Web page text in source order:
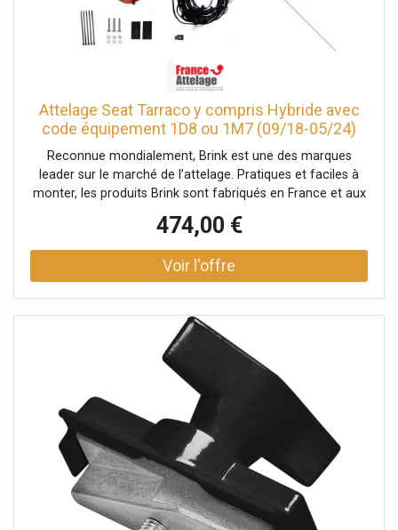
Attelage Seat Tarraco y compris Hybride avec
code équipement 1D8 ou 1M7 (09/18-05/24)
RDSOV + Faisceau spécifique 7 broches
Reconnue mondialement, Brink est une des marques
leader sur le marché de l’attelage. Pratiques et faciles à
monter, les produits Brink sont fabriqués en France et aux
monter grâce aux notices de montage fournies (partie
mécanique et partie électrique).
474,00 €